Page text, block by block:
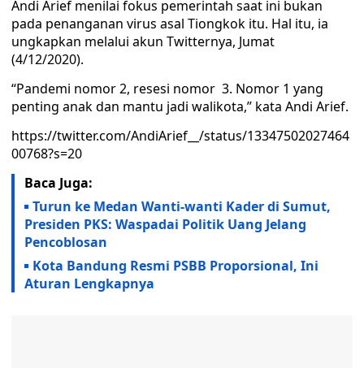
Andi Arief menilai fokus pemerintah saat ini bukan
pada penanganan virus asal Tiongkok itu. Hal itu, ia
ungkapkan melalui akun Twitternya, Jumat
(4/12/2020).
“Pandemi nomor 2, resesi nomor 3. Nomor 1 yang
penting anak dan mantu jadi walikota,” kata Andi Arief.
https://twitter.com/AndiArief__/status/13347502027464
00768?s=20
Baca Juga:
Turun ke Medan Wanti-wanti Kader di Sumut,
Presiden PKS: Waspadai Politik Uang Jelang
Pencoblosan
Kota Bandung Resmi PSBB Proporsional, Ini
Aturan Lengkapnya